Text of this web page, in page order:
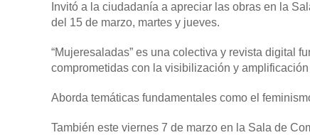
Invitó a la ciudadanía a apreciar las obras en la
del 15 de marzo, martes y jueves.
“Mujeresaladas” es una colectiva y revista digital
comprometidas con la visibilización y
Aborda temáticas fundamentales como el
También este viernes 7 de marzo en la Sala de